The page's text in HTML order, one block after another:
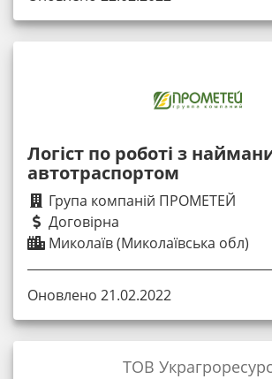
Логіст по роботі з
автотраспортом
Група компаній ПРОМЕТЕЙ
Договірна
Миколаїв (Миколаївська обл)
Оновлено 21.02.2022
ТОВ Украгроресурс